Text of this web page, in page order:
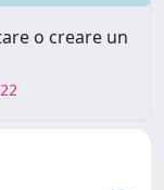
o creare un